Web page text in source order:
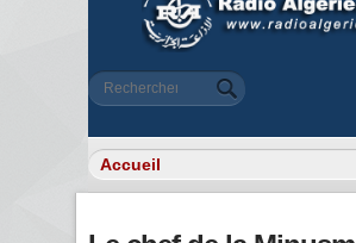
Formulaire de
Rechercher